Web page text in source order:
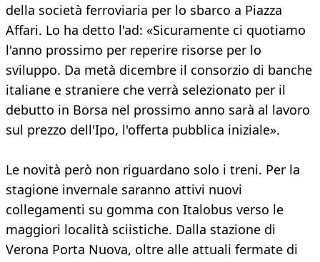
della società ferroviaria per lo sbarco a Piazza
Affari. Lo ha detto l'ad: «Sicuramente ci quotiamo
l'anno prossimo per reperire risorse per lo
sviluppo. Da metà dicembre il consorzio di banche
italiane e straniere che verrà selezionato per il
debutto in Borsa nel prossimo anno sarà al lavoro
sul prezzo dell'Ipo, l'offerta pubblica iniziale».
Le novità però non riguardano solo i treni. Per la
stagione invernale saranno attivi nuovi
collegamenti su gomma con Italobus verso le
maggiori località sciistiche. Dalla stazione di
Verona Porta Nuova, oltre alle attuali fermate di